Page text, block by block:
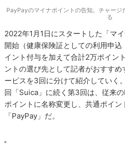
PayPayのマイナポイントの告知。チャー
る
2022年1月1日にスタートした「マ
開始（健康保険証としての利用申
イント付与を加えて合計2万ポイン
ントの選び先として記者がおすす
ービスを3回に分けて紹介していく
回「Suica」に続く第3回は、従来
ポイントに名称変更し、共通ポイ
「PayPay」だ。